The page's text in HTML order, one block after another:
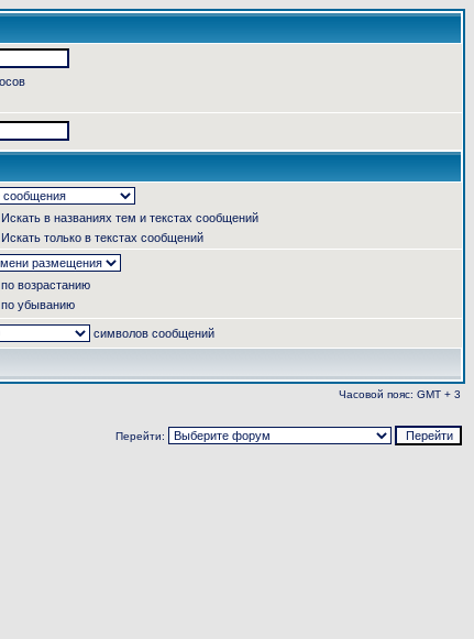
Искать в названиях тем и текстах сообщений
Искать только в текстах сообщений
по возрастанию
по убыванию
символов сообщений
Часовой пояс: GMT + 3
Перейти: